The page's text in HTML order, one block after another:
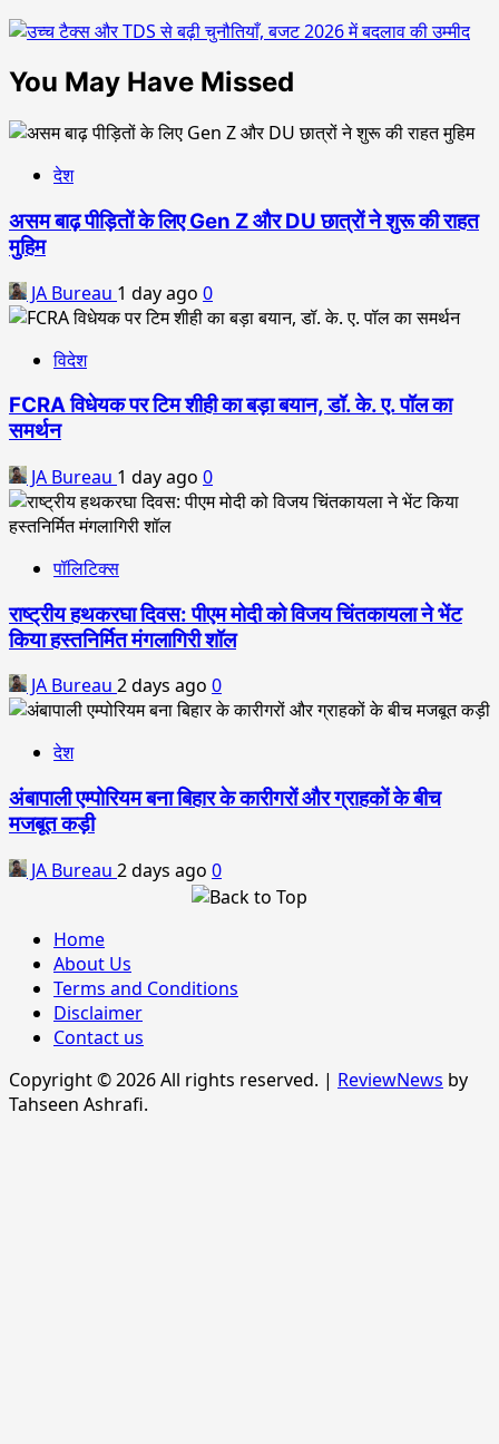
You May Have Missed
देश
असम बाढ़ पीड़ितों के लिए Gen Z और DU छात्रों ने शुरू की राहत
मुहिम
JA Bureau 1 day ago 0
विदेश
FCRA विधेयक पर टिम शीही का बड़ा बयान, डॉ. के. ए. पॉल का
समर्थन
JA Bureau 1 day ago 0
पॉलिटिक्स
राष्ट्रीय हथकरघा दिवस: पीएम मोदी को विजय चिंतकायला ने भेंट
किया हस्तनिर्मित मंगलागिरी शॉल
JA Bureau 2 days ago 0
देश
अंबापाली एम्पोरियम बना बिहार के कारीगरों और ग्राहकों के बीच
मजबूत कड़ी
JA Bureau 2 days ago 0
Home
About Us
Terms and Conditions
Disclaimer
Contact us
Copyright © 2026 All rights reserved. | ReviewNews by
Tahseen Ashrafi.